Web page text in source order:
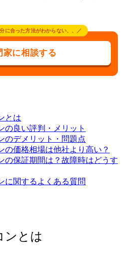
に合った方法がわからない、、／
家に相談する
とは
の良い評判・メリット
のデメリット・問題点
の価格相場は他社より高い？
の保証期間は？故障時はどうす
に関するよくある質問
ンとは